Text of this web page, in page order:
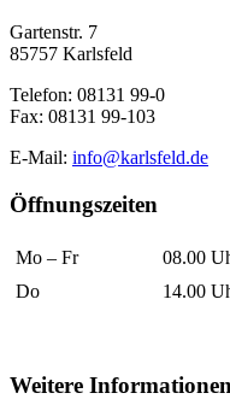
Gartenstr. 7
85757 Karlsfeld
Telefon: 08131 99-0
Fax: 08131 99-103
E-Mail: info@karlsfeld.de
Öffnungszeiten
Mo – Fr
08.00
Do
14.00
Weitere Informationen